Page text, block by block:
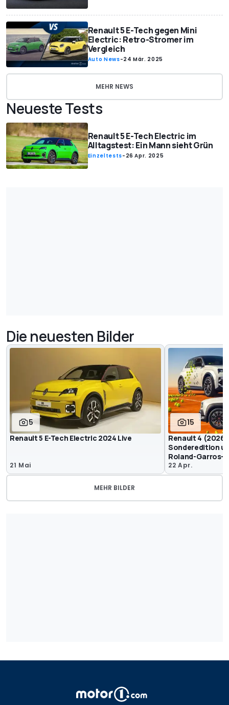
Renault 5 E-Tech gegen Mini
Electric: Retro-Stromer im
Vergleich
Auto News-24 Mär. 2025
MEHR NEWS
Neueste Tests
Renault 5 E-Tech Electric im
Alltagstest: Ein Mann sieht Grün
Einzeltests- 26 Apr. 2025
Die neuesten Bilder
5
Renault 5 E-Tech Electric 2024 Live
21 Mai
15
Renault 4
Sonderedition
Roland-Garros-
22 Apr.
MEHR BILDER